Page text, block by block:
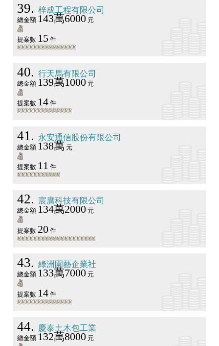
39 梓成工程有限公司
總金額 143萬6000元
提案數 15件
40 行天馬有限公司
總金額 139萬1000元
提案數 14件
41 永安通信股份有限公司
總金額 138萬 元
提案數 11 件
42 宸廣科技有限公司
總金額 134萬2000元
提案數 20件
43 綠洲園藝企業社
總金額 133萬7000元
提案數 14件
44 慶泰土木包工業
總金額 132萬8000元